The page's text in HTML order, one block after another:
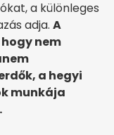
a különleges
adja. A
nem
a hegyi
munkája